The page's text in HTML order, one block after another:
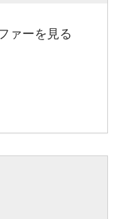
ァーを見る